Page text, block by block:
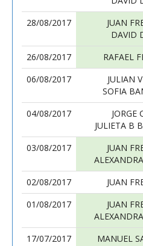
28/08/2017
JUAN
DAVID
26/08/2017
RAFAEL
06/08/2017
JULIAN
SOFIA
04/08/2017
JORGE
JULIETA B
03/08/2017
JUAN
02/08/2017
JUAN
01/08/2017
JUAN
17/07/2017
MANUEL